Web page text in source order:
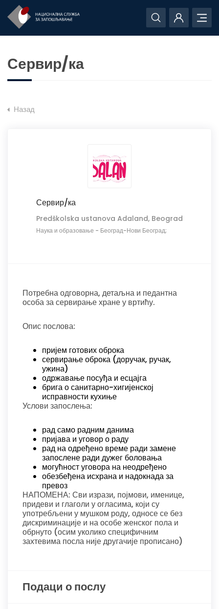
Сервир/ка
Назад
Сервир/ка
Predškolska ustanova Adaland, Beograd
Наука и образовање - Београд-Нови Београд;
Потребна одговорна, детаљна и педантна
особа за сервирање хране у вртићу.
Опис послова:
пријем готових оброка
сервирање оброка (доручак, ручак,
ужина)
одржавање посуђа и есцајга
брига о санитарно-хигијенској
исправности кухиње
Услови запослења:
рад само радним данима
пријава и уговор о раду
рад на одређено време ради замене
запослене ради дужег боловања
могућност уговора на неодређено
обезбеђена исхрана и надокнада за
превоз
НАПОМЕНА: Сви изрази, појмови, именице,
придеви и глаголи у огласима, који су
употребљени у мушком роду, односе се без
дискриминације и на особе женског пола и
обрнуто (осим уколико специфичним
захтевима посла није другачије прописано)
Подаци о послу